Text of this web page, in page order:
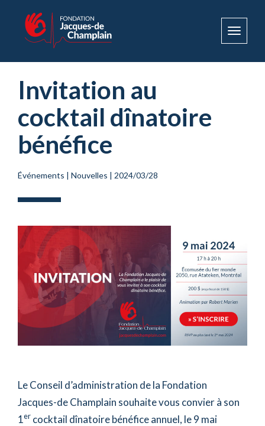
Toggle
Invitation au
cocktail dînatoire
bénéfice
Événements | Nouvelles | 2024/03/28
Le Conseil d’administration de la Fondation
Jacques-de Champlain souhaite vous convier à son
1er cocktail dînatoire bénéfice annuel, le 9 mai